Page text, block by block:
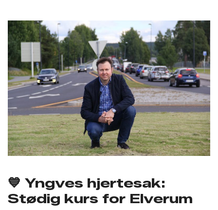
💙 Yngves hjertesak:
Stødig kurs for Elverum